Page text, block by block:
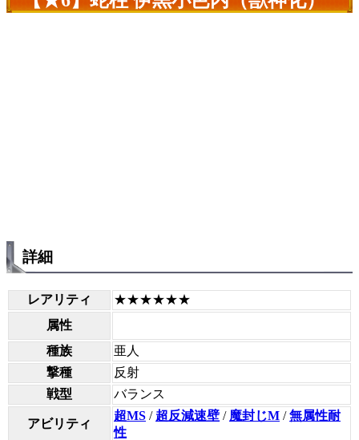
詳細
レアリティ
★★★★★★
属性
種族
亜人
撃種
反射
戦型
バランス
アビリティ
超MS / 超反減速壁 / 魔封じM /無属性耐
性